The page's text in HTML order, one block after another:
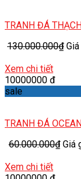
TRANH ĐÁ
130.000.000₫
Xem chi tiết
10000000 đ
sale
TRANH ĐÁ
60.000.000₫ Giá
Xem chi tiết